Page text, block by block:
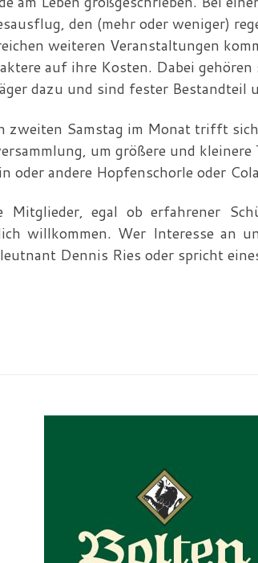
den (mehr oder weniger)
weiteren Veranstaltungen
auf ihre Kosten. Dabei
dazu und sind fester Bestandteil
zweiten Samstag im Monat trifft
um größere und
oder andere Hopfenschorle oder
Mitglieder, egal ob erfahrener
willkommen. Wer Interesse an
Dennis Ries oder spricht